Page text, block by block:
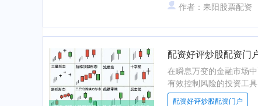
作者：耒阳股票配资
配资好评炒股配资门
在瞬息万变的金融市场
有效控制风险的投资工
配资好评炒股配资门户